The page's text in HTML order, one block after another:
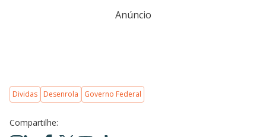
Anúncio
Dividas Desenrola Governo Federal
Compartilhe: